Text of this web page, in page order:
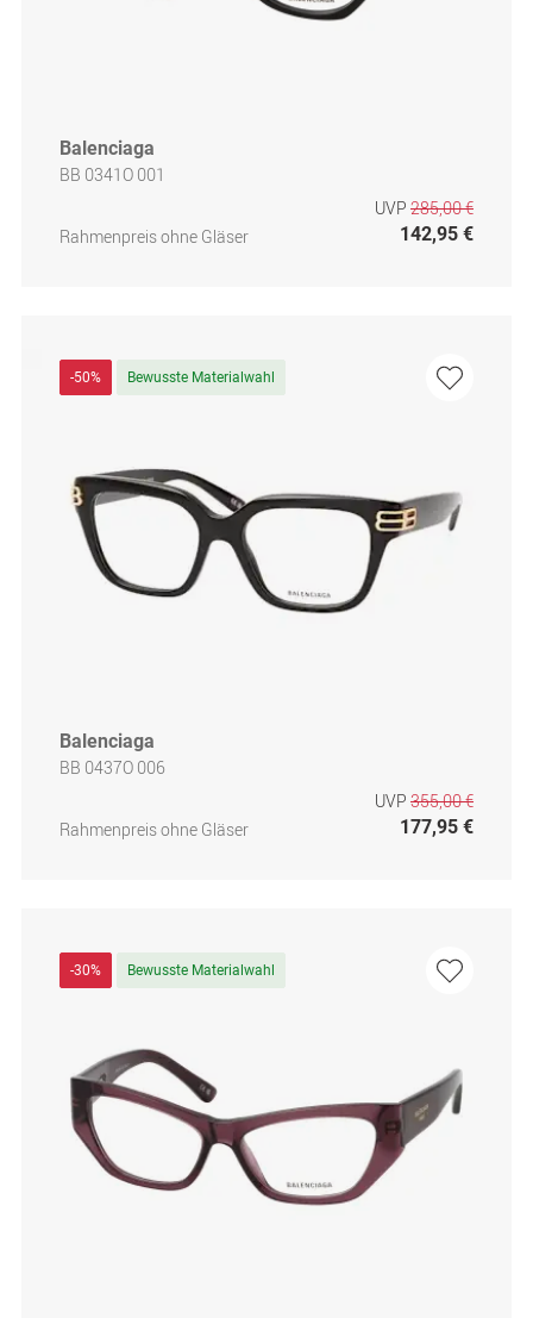
Balenciaga
BB 0341O 001
Rahmenpreis ohne Gläser
UVP 285,00 €
142,95 €
-50% Bewusste Materialwahl
Balenciaga
BB 0437O 006
Rahmenpreis ohne Gläser
UVP 355,00 €
177,95 €
-30% Bewusste Materialwahl